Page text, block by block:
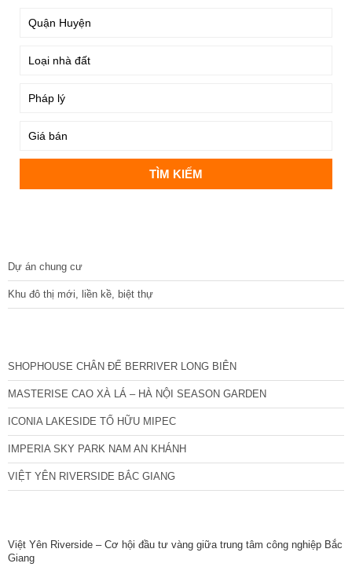
Dự án chung cư
Khu đô thị mới, liền kề, biệt thự
SHOPHOUSE CHÂN ĐẾ BERRIVER LONG BIÊN
MASTERISE CAO XÀ LÁ – HÀ NỘI SEASON GARDEN
ICONIA LAKESIDE TỐ HỮU MIPEC
IMPERIA SKY PARK NAM AN KHÁNH
VIỆT YÊN RIVERSIDE BẮC GIANG
Việt Yên Riverside – Cơ hội đầu tư vàng giữa trung tâm công nghiệp Bắc
Giang